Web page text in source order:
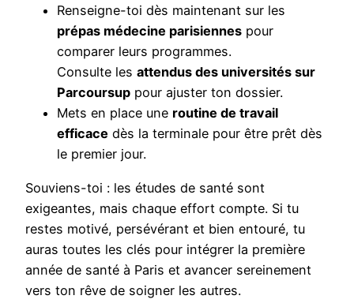
Renseigne-toi dès maintenant sur les
prépas médecine parisiennes pour
comparer leurs programmes.
Consulte les attendus des universités sur
Parcoursup pour ajuster ton dossier.
Mets en place une routine de travail
efficace dès la terminale pour être prêt dès
le premier jour.
Souviens-toi : les études de santé sont
exigeantes, mais chaque effort compte. Si tu
restes motivé, persévérant et bien entouré, tu
auras toutes les clés pour intégrer la première
année de santé à Paris et avancer sereinement
vers ton rêve de soigner les autres.